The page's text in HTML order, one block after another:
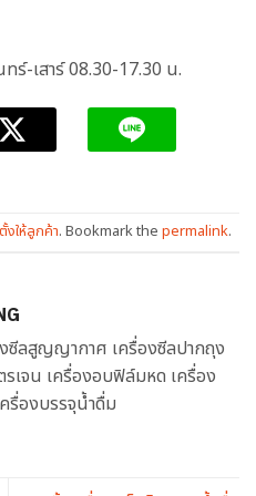
ร์-เสาร์ 08.30-17.30 น.
งให้ลูกค้า. Bookmark the permalink.
ซีลสูญญากาศ เครื่องซีลปากถุง
รเจน เครื่องอบฟิล์มหด เครื่อง
รื่องบรรจุน้ำดื่ม